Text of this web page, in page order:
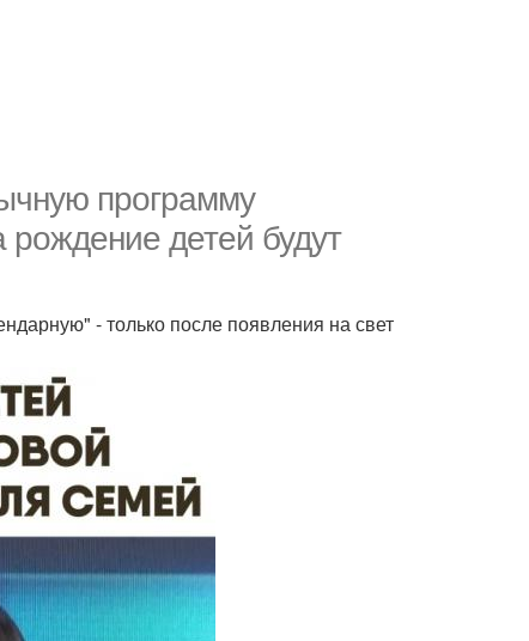
программу
детей будут
- только после появления на свет